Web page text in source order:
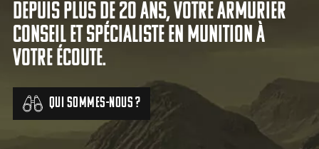
Depuis plus de 20 ans, votre armurier
conseil et spécialiste en munition à
votre écoute.
Qui sommes-nous ?